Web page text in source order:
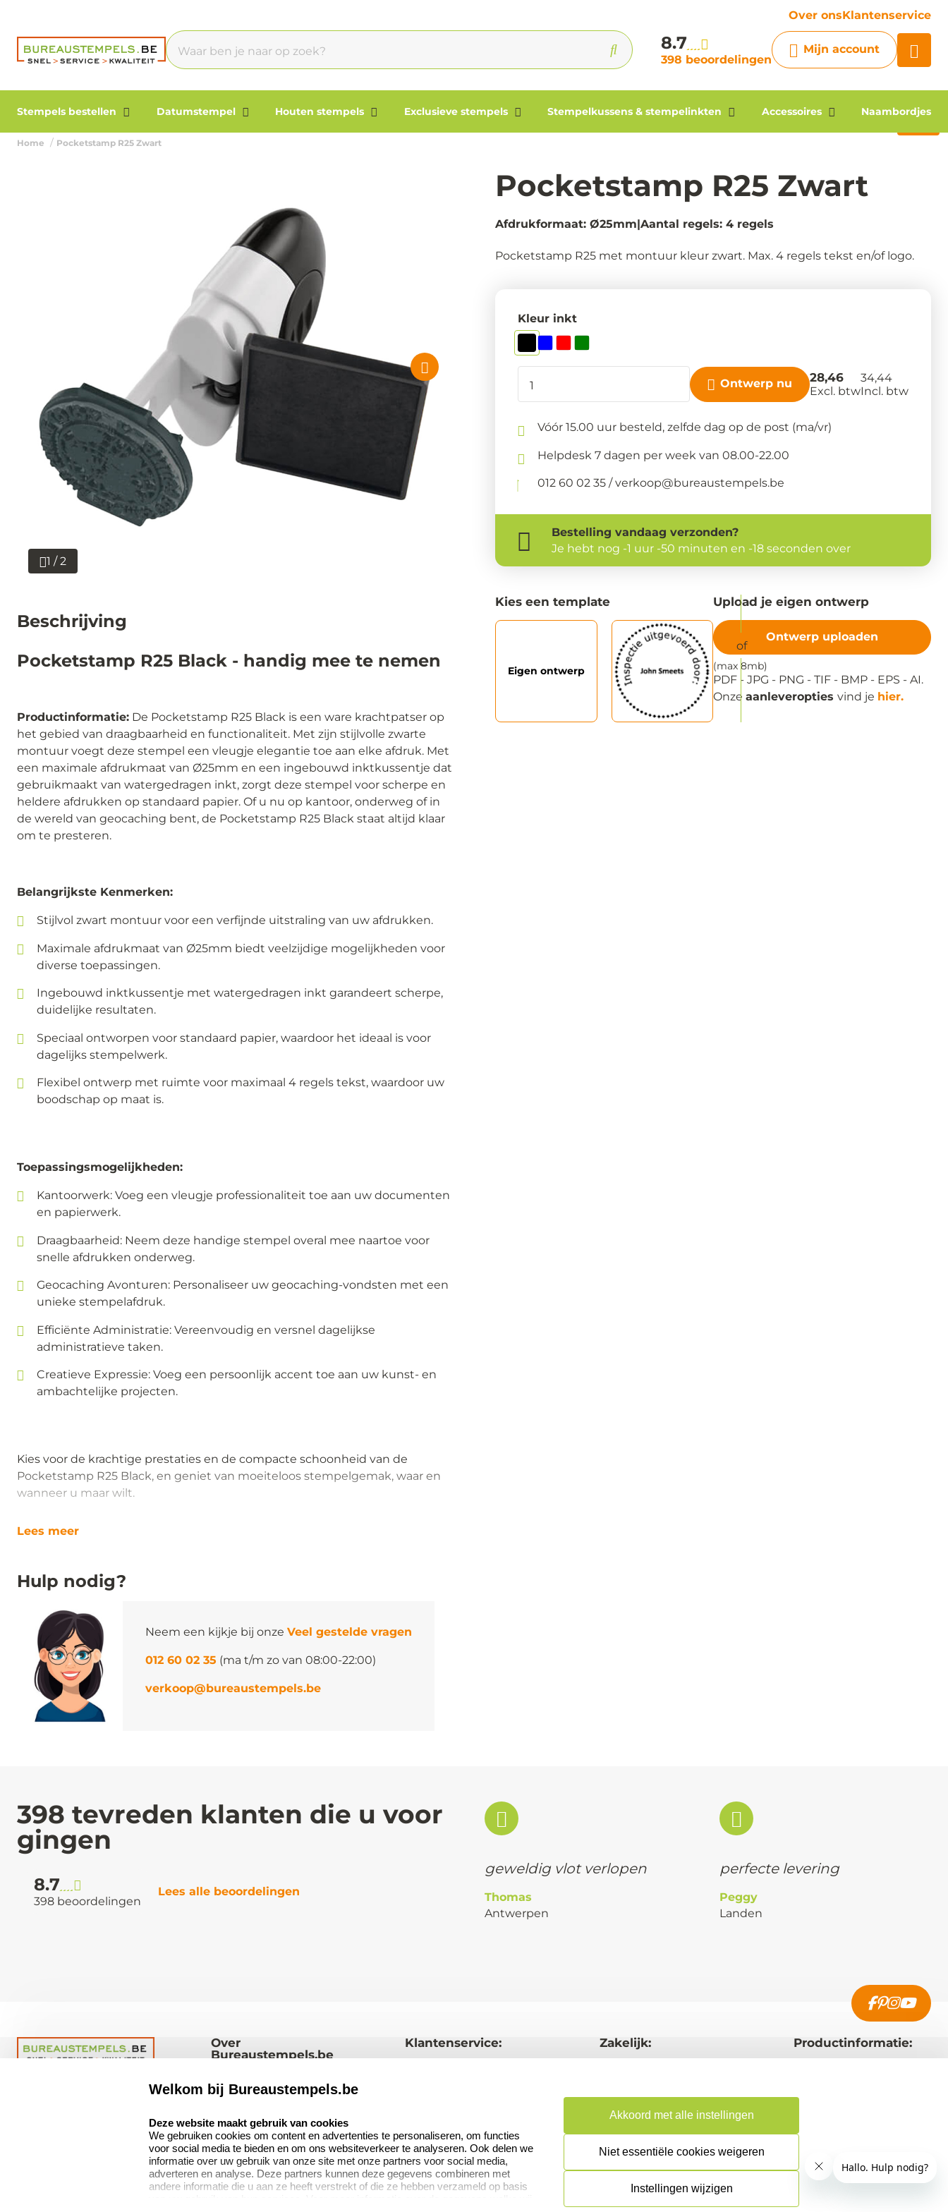
Over onsKlantenservice
8.7
398 beoordelingen
Mijn account
Stempels bestellen Datumstempel Houten stempels Exclusieve stempels Stempelkussens & stempelinkten Accessoires Naambordjes
Chatbot
Chat 24/7 met onze chatbot
Contact
Home Pocketstamp R25 Zwart
1 / 2
Beschrijving
Pocketstamp R25 Black - handig mee te nemen
Productinformatie: De Pocketstamp R25 Black is een ware krachtpatser op
het gebied van draagbaarheid en functionaliteit. Met zijn stijlvolle zwarte
montuur voegt deze stempel een vleugje elegantie toe aan elke afdruk. Met
een maximale afdrukmaat van Ø25mm en een ingebouwd inktkussentje dat
gebruikmaakt van watergedragen inkt, zorgt deze stempel voor scherpe en
heldere afdrukken op standaard papier. Of u nu op kantoor, onderweg of in
de wereld van geocaching bent, de Pocketstamp R25 Black staat altijd klaar
om te presteren.
Belangrijkste Kenmerken:
Stijlvol zwart montuur voor een verfijnde uitstraling van uw afdrukken.
Maximale afdrukmaat van Ø25mm biedt veelzijdige mogelijkheden voor
diverse toepassingen.
Ingebouwd inktkussentje met watergedragen inkt garandeert scherpe,
duidelijke resultaten.
Speciaal ontworpen voor standaard papier, waardoor het ideaal is voor
dagelijks stempelwerk.
Flexibel ontwerp met ruimte voor maximaal 4 regels tekst, waardoor uw
boodschap op maat is.
Toepassingsmogelijkheden:
Kantoorwerk: Voeg een vleugje professionaliteit toe aan uw documenten
en papierwerk.
Draagbaarheid: Neem deze handige stempel overal mee naartoe voor
snelle afdrukken onderweg.
Geocaching Avonturen: Personaliseer uw geocaching-vondsten met een
unieke stempelafdruk.
Efficiënte Administratie: Vereenvoudig en versnel dagelijkse
administratieve taken.
Creatieve Expressie: Voeg een persoonlijk accent toe aan uw kunst- en
ambachtelijke projecten.
Kies voor de krachtige prestaties en de compacte schoonheid van de
Pocketstamp R25 Black, en geniet van moeiteloos stempelgemak, waar en
wanneer u maar wilt.
Lees meer
Hulp nodig?
Neem een kijkje bij onze Veel gestelde vragen
012 60 02 35 (ma t/m zo van 08:00-22:00)
verkoop@bureaustempels.be
Pocketstamp R25 Zwart
Afdrukformaat: Ø25mm Aantal regels: 4 regels
Pocketstamp R25 met montuur kleur zwart. Max. 4 regels tekst en/of logo.
Kleur inkt
Ontwerp nu 28,46
Excl. btw
34,44
Incl. btw
Vóór 15.00 uur besteld, zelfde dag op de post (ma/vr)
Helpdesk 7 dagen per week van 08.00-22.00
012 60 02 35 / verkoop@bureaustempels.be
Bestelling vandaag verzonden?
Je hebt nog -1 uur -50 minuten en -19 seconden over
Kies een template
Eigen ontwerp
Upload je eigen ontwerp
Ontwerp uploaden
(max 8mb)
PDF - JPG - PNG - TIF - BMP - EPS - AI.
Onze aanleveropties vind je hier.
398 tevreden klanten die u voor
gingen
8.7
398 beoordelingen
Lees alle beoordelingen
geweldig vlot verlopen
Thomas
Antwerpen
perfecte levering
Peggy
Landen
Bureaustempels.be
Over
Bureaustempels.be
Over ons
Vacatures
Klantenservice:
Herroepingsrecht
Zakelijk:
Wederverkoper
worden
Betaling & Verzending
Productinformatie:
Instructie voor
Safety Sheets
Sitemap
Welkom bij Bureaustempels.be
Deze website maakt gebruik van cookies
We gebruiken cookies om content en advertenties te personaliseren, om functies
voor social media te bieden en om ons websiteverkeer te analyseren. Ook delen we
informatie over uw gebruik van onze site met onze partners voor social media,
adverteren en analyse. Deze partners kunnen deze gegevens combineren met
andere informatie die u aan ze heeft verstrekt of die ze hebben verzameld op basis
Akkoord met alle instellingen
Niet essentiële cookies weigeren
Instellingen wijzigen